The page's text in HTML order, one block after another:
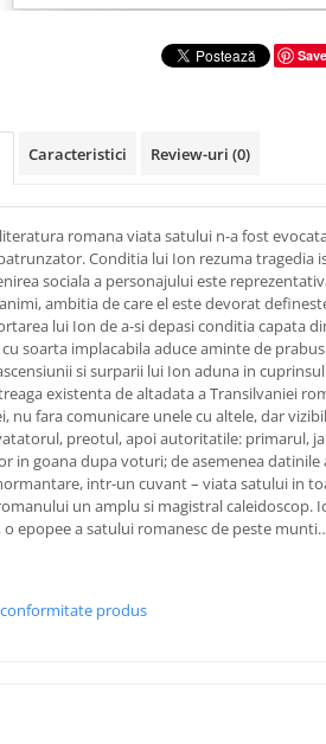
Save
Caracteristici Review-uri (0)
romana viata satului n-a fost
Conditia lui Ion rezuma tragedia
sociala a personajului este
ambitia de care el este devorat
lui Ion de a-si depasi conditia capata
soarta implacabila aduce aminte de
si surparii lui Ion aduna in
existenta de altadata a Transilvaniei
nu fara comunicare unele cu altele, dar
preotul, apoi autoritatile: primarul,
in goana dupa voturi; de asemenea datinile
intr-un cuvant – viata satului in
un amplu si magistral caleidoscop.
o epopee a satului romanesc de peste
produs